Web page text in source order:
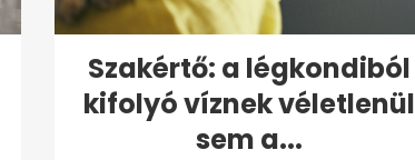
Szakértő: a légkondiból
kifolyó víznek véletlenül
sem a...